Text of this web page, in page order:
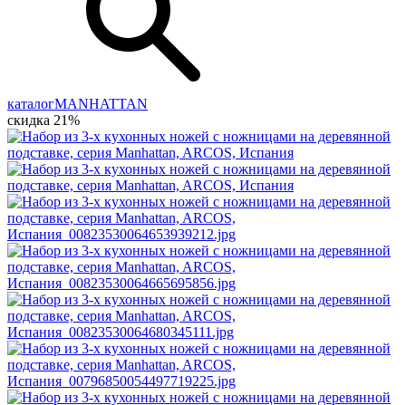
каталогMANHATTAN
скидка 21%